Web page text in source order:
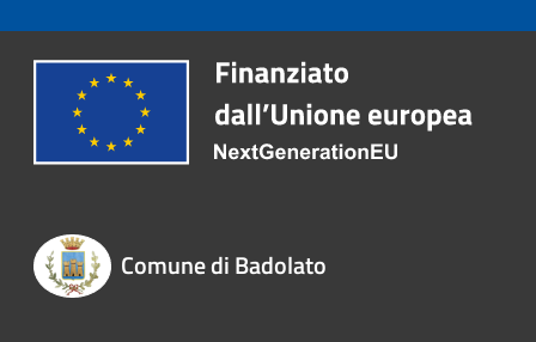
Comune di Badolato